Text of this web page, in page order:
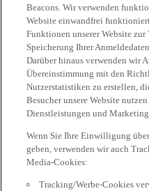
Beacons. Wir verwenden
Website einwandfrei
Funktionen unserer Website
Speicherung Ihrer
Darüber hinaus verwenden wir
Übereinstimmung mit den
Nutzerstatistiken zu erstellen,
Besucher unsere Website
Dienstleistungen und
Wenn Sie Ihre Einwilligung
geben, verwenden wir auch
Media-Cookies:
Tracking/Werbe-Cookies